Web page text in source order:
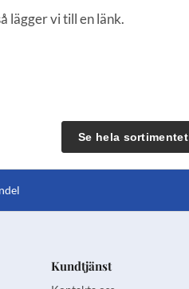
lägger vi till en länk.
Se hela sortimentet
Kundtjänst